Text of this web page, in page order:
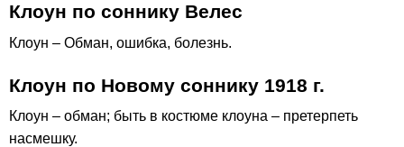
Клоун по соннику Велес
Клоун – Обман, ошибка, болезнь.
Клоун по Новому соннику 1918 г.
Клоун – обман; быть в костюме клоуна – претерпеть
насмешку.